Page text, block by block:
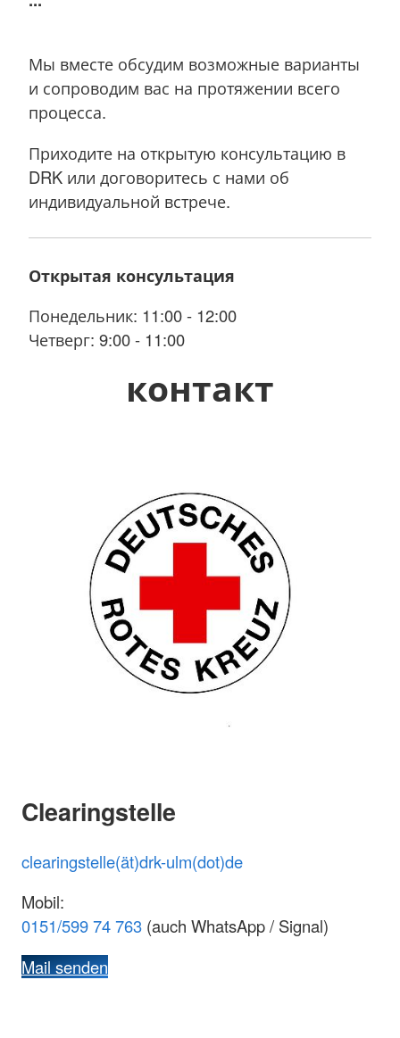
Мы вместе обсудим возможные варианты
и сопроводим вас на протяжении всего
процесса.
Приходите на открытую консультацию в
DRK или договоритесь с нами об
индивидуальной встрече.
Открытая консультация
Понедельник: 11:00 - 12:00
Четверг: 9:00 - 11:00
контакт
Clearingstelle
clearingstelle(ät)drk-ulm(dot)de
Mobil:
0151/599 74 763 (auch WhatsApp / Signal)
Mail senden